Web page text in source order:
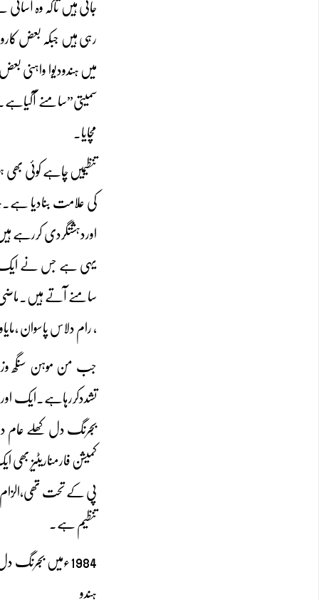
جاتی ہیں تاکہ وہ
رہی ہیں جبکہ بعض
میں ہندودیوا واہنی
سمیتی”سامنے
مچایا۔
تنظیمیں چاہے کوئی
کی علامت بنادیا
اوردہشتگردی کررہے
یہی ہے جس نے ایک
سامنے آتے ہیں۔ماضی
، رام دلاس پاسوان
جب من موہن سنگھ
تشددکررہاہے۔ایک
بجرنگ دل کھلے عام
کمیشن فارمناریٹیز
پی کے تحت تھی،الزام
تنظیم ہے۔
1984ءمیں بجرنگ
ہندو